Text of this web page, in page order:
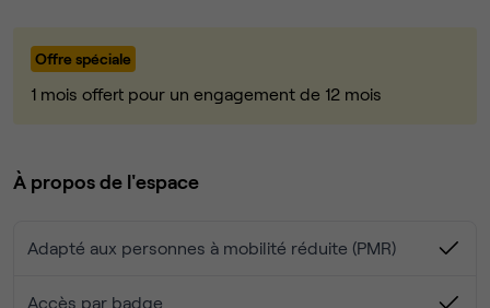
Mobilier ergonomique avec chaise pour chaque
coworker et 2 chaises visiteurs pour accueillir clients
ou partenaires 💼
Prises électriques et connectiques pour vos
🎯 Services inclus :
ondes, machine à café) ☕
d’autres professionnels 🛋️
Offre spéciale
1 mois offert pour un engagement de 12 mois
À propos de l'espace
Adapté aux personnes à mobilité réduite (PMR)
Accès par badge